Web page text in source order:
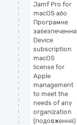
Jamf Pro for
macOS або
Програмне
забезпечення
Device
subscription
macOS
license for
Apple
management
to meet the
needs of any
organization
(подовження)